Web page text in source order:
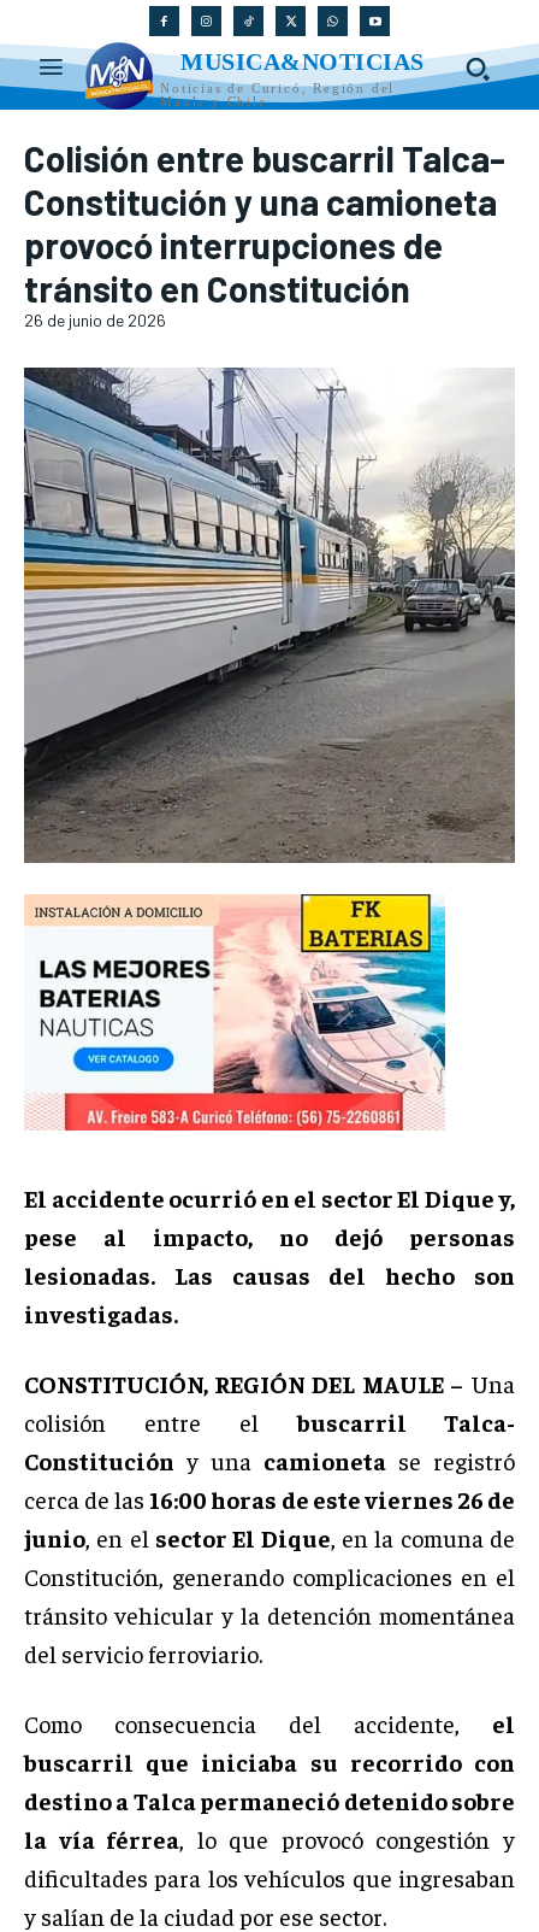
MUSICA&NOTICIAS
Noticias de Curicó, Región del
Maule y Chile
Colisión entre buscarril Talca-
Constitución y una camioneta
provocó interrupciones de
tránsito en Constitución
26 de junio de 2026
El accidente ocurrió en el sector El Dique y,
pese al impacto, no dejó personas
lesionadas. Las causas del hecho son
investigadas.
CONSTITUCIÓN, REGIÓN DEL MAULE – Una
colisión entre elbuscarril Talca-
Constitución y una camioneta se registró
cerca de las 16:00 horas de este viernes 26 de
junio , en el sector El Dique , en la comuna de
Constitución, generando complicaciones en el
tránsito vehicular y la detención momentánea
del servicio ferroviario.
Como consecuencia del accidente, el
buscarril que iniciaba su recorrido con
destino a Talca permaneció detenido sobre
la vía férrea , lo que provocó congestión y
dificultades para los vehículos que ingresaban
y salían de la ciudad por ese sector.